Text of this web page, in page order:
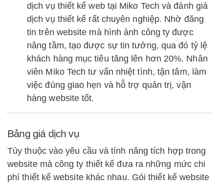
dịch vụ thiết kế web tại Miko Tech và đánh giá
dịch vụ thiết kế rất chuyên nghiệp. Nhờ đăng
tin trên website mà hình ảnh công ty được
nâng tầm, tạo được sự tin tưởng, qua đó tỷ lệ
khách hàng mục tiêu tăng lên hơn 20%. Nhân
viên Miko Tech tư vấn nhiệt tình, tận tâm, làm
việc đúng giao hẹn và hỗ trợ quản trị, vận
hàng website tốt.
Bảng giá dịch vụ
Tùy thuộc vào yêu cầu và tính năng tích hợp trong
website mà công ty thiết kế đưa ra những mức chi
phí thiết kế website khác nhau. Gói thiết kế website